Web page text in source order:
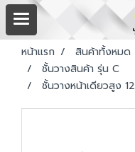
หน้าแรก สินค้าทั้งหมด
ชั้นวางสินค้า รุ่น C
ชั้นวางหน้าเดียวสูง